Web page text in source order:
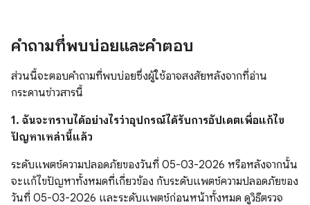
คำถามที่พบบ่อยและคำตอบ
ส่วนนี้จะตอบคำถามที่พบบ่อยซึ่งผู้ใช้อาจสงสัยหลังจากที่อ่าน
กระดานข่าวสารนี้
1. ฉันจะทราบได้อย่างไรว่าอุปกรณ์ได้รับการอัปเดตเพื่อแก้ไข
ปัญหาเหล่านี้แล้ว
ระดับแพตช์ความปลอดภัยของวันที่ 05-03-2026 หรือหลังจากนั้น
จะแก้ไขปัญหาทั้งหมดที่เกี่ยวข้อง กับระดับแพตช์ความปลอดภัยของ
วันที่ 05-03-2026 และระดับแพตช์ก่อนหน้าทั้งหมด ดูวิธีตรวจ